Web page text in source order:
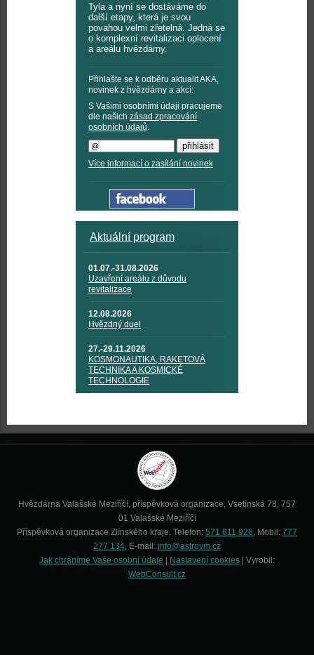
Tyla a nyní se dostáváme do
další etapy, která je svou
povahou velmi zřetelná. Jedná se
o komplexní revitalizaci oplocení
a areálu hvězdárny.
Přihlašte se k odběru aktualit AKA,
novinek z hvězdárny a akcí:
S Vašimi osobními údaji pracujeme
dle našich zásad zpracování
osobních údajů
Více informací o zasílání novinek
Aktuální program
01.07.-31.08.2026
Uzavření areálu z důvodu
revitalizace
12.08.2026
Hvězdný duel
27.-29.11.2026
KOSMONAUTIKA, RAKETOVÁ
TECHNIKA A KOSMICKÉ
TECHNOLOGIE
Hvězdárna Valašské Meziříčí, příspěvková organizace, Vsetínská 78, 757
01 Valašské Meziříčí
Příspěvková organizace Zlínského kraje. Telefon: 571 611 928 , Mobil: 777
277 134 , E-mail: info@astrovm.cz
Jak chráníme Vaše osobní údaje | Nastavení cookies | Vyrobil:
WebConsult.cz